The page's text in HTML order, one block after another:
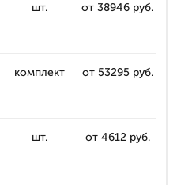
шт. от 38946 руб.
комплект от 53295 руб.
шт. от 4612 руб.